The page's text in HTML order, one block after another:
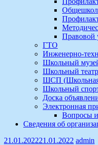
Правовой
ГТО
Инженерно-
Школьный
Школьный театр
ШСП (Школьная
Школьный
Доска
Электронная
Вопросы
Сведения об
21.01.202221.01.2022 admin